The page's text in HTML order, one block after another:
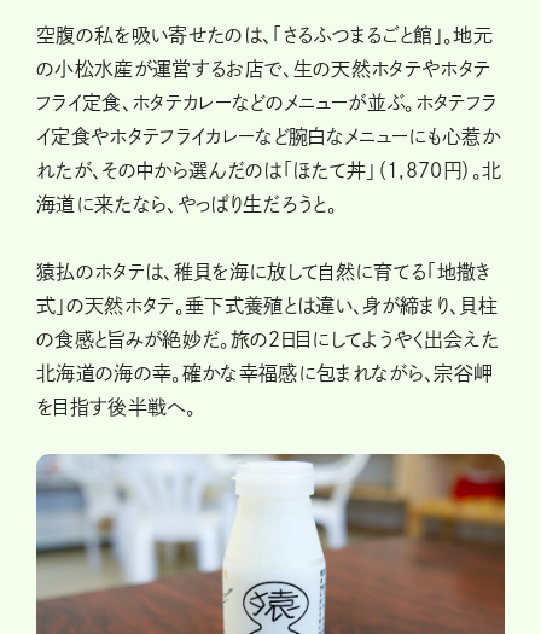
空腹の私を吸い寄せたのは、「さるふつまるごと館」。地元
の小松水産が運営するお店で、生の天然ホタテやホタテ
フライ定食、ホタテカレーなどのメニューが並ぶ。ホタテフラ
イ定食やホタテフライカレーなど腕白なメニューにも心惹か
れたが、その中から選んだのは「ほたて丼」（1,870円）。北
海道に来たなら、やっぱり生だろうと。
猿払のホタテは、稚貝を海に放して自然に育てる「地撒き
式」の天然ホタテ。垂下式養殖とは違い、身が締まり、貝柱
の食感と旨みが絶妙だ。旅の2日目にしてようやく出会えた
北海道の海の幸。確かな幸福感に包まれながら、宗谷岬
を目指す後半戦へ。